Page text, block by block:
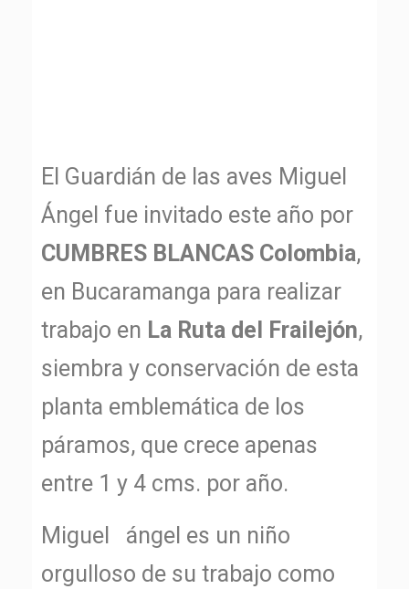
El Guardián de las aves Miguel
Ángel fue invitado este año por
CUMBRES BLANCAS Colombia,
en Bucaramanga para realizar
trabajo en La Ruta del Frailejón,
siembra y conservación de esta
planta emblemática de los
páramos, que crece apenas
entre 1 y 4 cms. por año.
Miguel ángel es un niño
orgulloso de su trabajo como